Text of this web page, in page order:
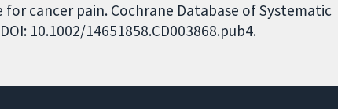
for cancer pain. Cochrane Database of Systematic
10.1002/14651858.CD003868.pub4.